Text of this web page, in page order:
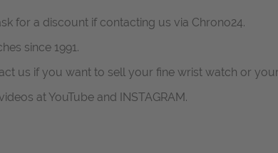
for a discount if contacting us via Chrono24.
since 1991.
us if you want to sell your fine wrist watch or
at YouTube and INSTAGRAM.